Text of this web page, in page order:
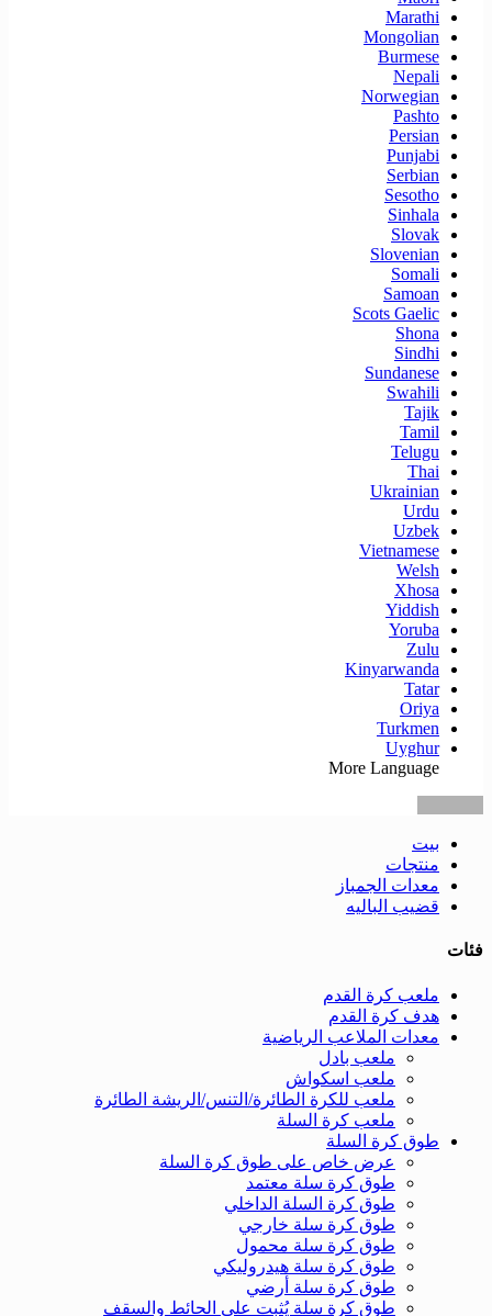
Marathi
Mongolian
Burmese
Nepali
Norwegian
Pashto
Persian
Punjabi
Serbian
Sesotho
Sinhala
Slovak
Slovenian
Somali
Samoan
Scots Gaelic
Shona
Sindhi
Sundanese
Swahili
Tajik
Tamil
Telugu
Thai
Ukrainian
Urdu
Uzbek
Vietnamese
Welsh
Xhosa
Yiddish
Yoruba
Zulu
Kinyarwanda
Tatar
Oriya
Turkmen
Uyghur
More Language
بيت
منتجات
معدات الجمباز
قضيب الباليه
فئات
ملعب كرة القدم
هدف كرة القدم
معدات الملاعب الرياضية
ملعب بادل
ملعب اسكواش
ملعب للكرة الطائرة/التنس/الريشة الطائرة
ملعب كرة السلة
طوق كرة السلة
عرض خاص على طوق كرة السلة
طوق كرة سلة معتمد
طوق كرة السلة الداخلي
طوق كرة سلة خارجي
طوق كرة سلة محمول
طوق كرة سلة هيدروليكي
طوق كرة سلة أرضي
طوق كرة سلة يُثبت على الحائط والسقف